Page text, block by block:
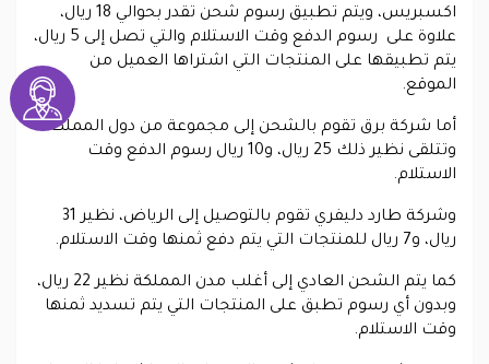
اكسبريس، ويتم تطبيق رسوم شحن تقدر بحوالي 18 ريال،
علاوة على رسوم الدفع وقت الاستلام والتي تصل إلى 5 ريال،
يتم تطبيقها على المنتجات التي اشتراها العميل من
الموقع.
أما شركة برق تقوم بالشحن إلى مجموعة من دول المملكة
وتتلقى نظير ذلك 25 ريال، و10 ريال رسوم الدفع وقت
الاستلام.
وشركة طارد دليفري تقوم بالتوصيل إلى الرياض، نظير 31
ريال، و7 ريال للمنتجات التي يتم دفع ثمنها وقت الاستلام.
كما يتم الشحن العادي إلى أغلب مدن المملكة نظير 22 ريال،
وبدون أي رسوم تطبق على المنتجات التي يتم تسديد ثمنها
وقت الاستلام.